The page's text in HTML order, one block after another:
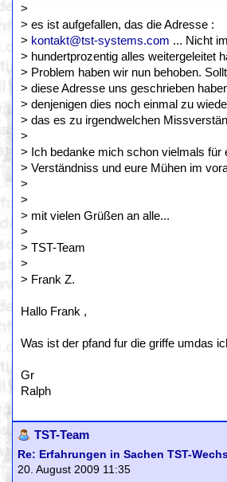
>
> es ist aufgefallen, das die Adresse :
> kontakt@tst-systems.com ... Nicht
> hundertprozentig alles weitergeleitet
> Problem haben wir nun behoben.
> diese Adresse uns geschrieben
> denjenigen dies noch einmal zu
> das es zu irgendwelchen
>
> Ich bedanke mich schon vielmals für
> Verständniss und eure Mühen im
>
>
> mit vielen Grüßen an alle...
>
> TST-Team
>
> Frank Z.
Hallo Frank ,
Was ist der pfand fur die griffe umdas
Gr
Ralph
TST-Team
Re: Erfahrungen in Sachen TST-
20. August 2009 11:35